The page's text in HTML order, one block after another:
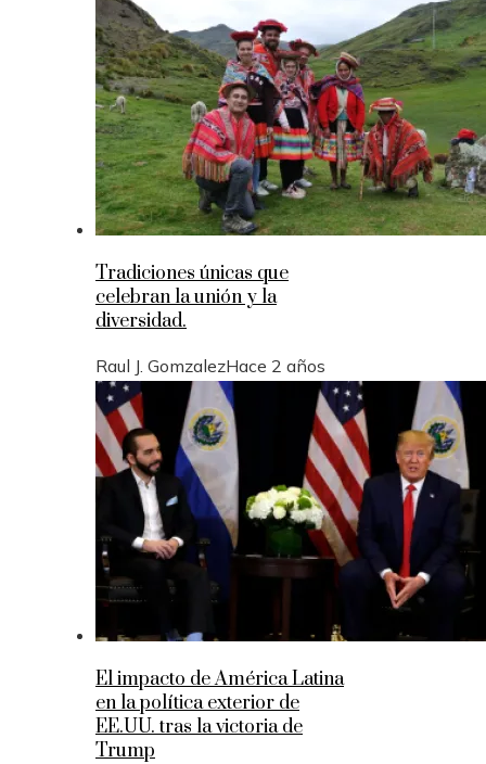
Tradiciones únicas que
celebran la unión y la
diversidad.
Raul J. GomzalezHace 2 años
El impacto de América Latina
en la política exterior de
EE.UU. tras la victoria de
Trump